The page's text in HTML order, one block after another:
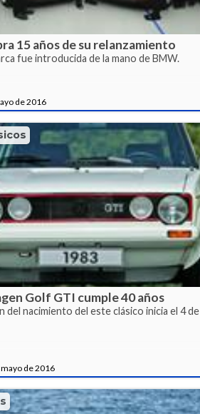
15 años de su relanzamiento
fue introducida de la mano de BMW.
de 2016
Golf GTI cumple 40 años
del nacimiento del este clásico inicia el 4 de
de 2016